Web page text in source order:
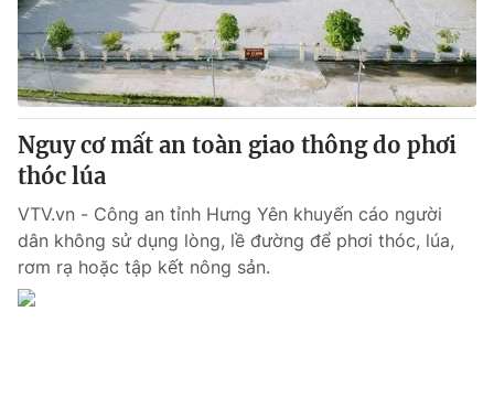
® Cấm sao chép dưới mọi hình thức nếu không có sự chấp
thuận bằng văn bản. Ghi rõ nguồn VTV.vn khi phát hành lại
thông tin từ website này.
Nguy cơ mất an toàn giao thông do phơi
thóc lúa
VTV.vn - Công an tỉnh Hưng Yên khuyến cáo người
dân không sử dụng lòng, lề đường để phơi thóc, lúa,
rơm rạ hoặc tập kết nông sản.